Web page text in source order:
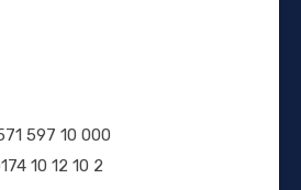
597 10 000
10 12 10 2